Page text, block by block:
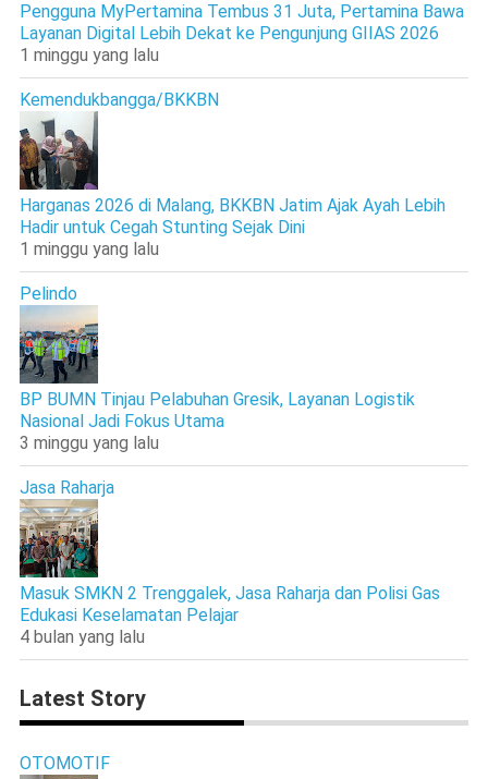
Pengguna MyPertamina Tembus 31 Juta, Pertamina Bawa
Layanan Digital Lebih Dekat ke Pengunjung GIIAS 2026
1 minggu yang lalu
Kemendukbangga/BKKBN
Harganas 2026 di Malang, BKKBN Jatim Ajak Ayah Lebih
Hadir untuk Cegah Stunting Sejak Dini
1 minggu yang lalu
Pelindo
BP BUMN Tinjau Pelabuhan Gresik, Layanan Logistik
Nasional Jadi Fokus Utama
3 minggu yang lalu
Jasa Raharja
Masuk SMKN 2 Trenggalek, Jasa Raharja dan Polisi Gas
Edukasi Keselamatan Pelajar
4 bulan yang lalu
Latest Story
OTOMOTIF